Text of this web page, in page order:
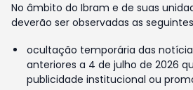
No âmbito do Ibram e de suas
deverão ser observadas as
ocultação temporária das
anteriores a 4 de julho de 2026
publicidade institucional ou